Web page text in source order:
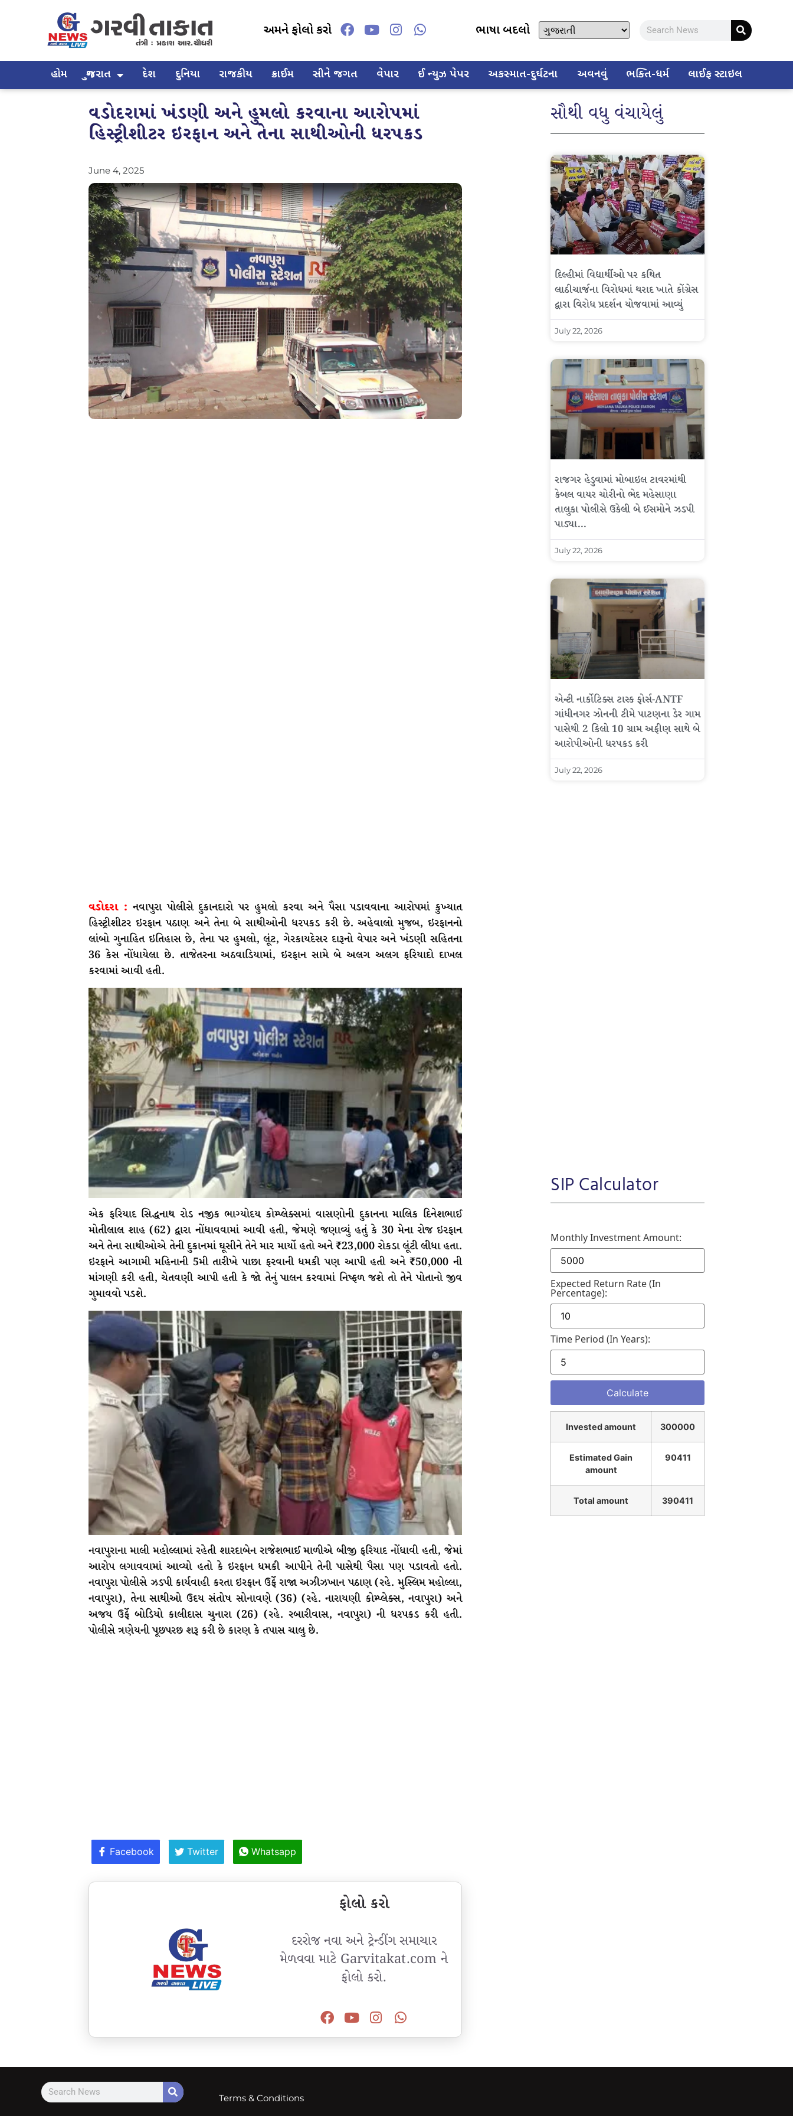
અમને ફોલો કરો ભાષા બદલો
હોમ ગુજરાત દેશ દુનિયા રાજકીય ક્રાઈમ સીને જગત વેપાર ઈ ન્યુઝ પેપર અકસ્માત-દુર્ઘટના અવનવું ભક્તિ-ધર્મ લાઈફ સ્ટાઇલ
વડોદરામાં ખંડણી અને હુમલો કરવાના આરોપમાં
હિસ્ટ્રીશીટર ઇરફાન અને તેના સાથીઓની ધરપકડ
June 4, 2025
વડોદરા : નવાપુરા પોલીસે દુકાનદારો પર હુમલો કરવા અને પૈસા પડાવવાના આરોપમાં કુખ્યાત
હિસ્ટ્રીશીટર ઇરફાન પઠાણ અને તેના બે સાથીઓની ધરપકડ કરી છે. અહેવાલો મુજબ, ઇરફાનનો
લાંબો ગુનાહિત ઇતિહાસ છે, તેના પર હુમલો, લૂંટ, ગેરકાયદેસર દારૂનો વેપાર અને ખંડણી સહિતના
36 કેસ નોંધાયેલા છે. તાજેતરના અઠવાડિયામાં, ઇરફાન સામે બે અલગ અલગ ફરિયાદો દાખલ
કરવામાં આવી હતી.
એક ફરિયાદ સિદ્ધનાથ રોડ નજીક ભાગ્યોદય કોમ્પ્લેક્સમાં વાસણોની દુકાનના માલિક દિનેશભાઈ
મોતીલાલ શાહ (62) દ્વારા નોંધાવવામાં આવી હતી, જેમણે જણાવ્યું હતું કે 30 મેના રોજ ઇરફાન
અને તેના સાથીઓએ તેની દુકાનમાં ઘૂસીને તેને માર માર્યો હતો અને ₹23,000 રોકડા લૂંટી લીધા હતા.
ઇરફાને આગામી મહિનાની 5મી તારીખે પાછા ફરવાની ધમકી પણ આપી હતી અને ₹50,000 ની
માંગણી કરી હતી, ચેતવણી આપી હતી કે જો તેનું પાલન કરવામાં નિષ્ફળ જશે તો તેને પોતાનો જીવ
ગુમાવવો પડશે.
નવાપુરાના માલી મહોલ્લામાં રહેતી શારદાબેન રાજેશભાઈ માળીએ બીજી ફરિયાદ નોંધાવી હતી, જેમાં
આરોપ લગાવવામાં આવ્યો હતો કે ઇરફાન ધમકી આપીને તેની પાસેથી પૈસા પણ પડાવતો હતો.
નવાપુરા પોલીસે ઝડપી કાર્યવાહી કરતા ઇરફાન ઉર્ફે રાજા અઝીઝખાન પઠાણ (રહે. મુસ્લિમ મહોલ્લા,
નવાપુરા), તેના સાથીઓ ઉદય સંતોષ સોનાવણે (36) (રહે. નારાયણી કોમ્પ્લેક્સ, નવાપુરા) અને
અજય ઉર્ફે બોડિયો કાલીદાસ ચુનારા (26) (રહે. રબારીવાસ, નવાપુરા) ની ધરપકડ કરી હતી.
પોલીસે ત્રણેયની પૂછપરછ શરૂ કરી છે કારણ કે તપાસ ચાલુ છે.
Facebook Twitter Whatsapp
ફોલો કરો
દરરોજ નવા અને ટ્રેન્ડીંગ સમાચાર
મેળવવા માટે Garvitakat.com ને
ફોલો કરો.
સૌથી વધુ વંચાયેલું
દિલ્હીમાં વિદ્યાર્થીઓ પર કથિત
લાઠીચાર્જના વિરોધમાં થરાદ ખાતે કોંગ્રેસ
દ્વારા વિરોધ પ્રદર્શન યોજવામાં આવ્યું
July 22, 2026
રાજગર હેડુવામાં મોબાઇલ ટાવરમાંથી
કેબલ વાયર ચોરીનો ભેદ મહેસાણા
તાલુકા પોલીસે ઉકેલી બે ઈસમોને ઝડપી
પાડ્યા…
July 22, 2026
એન્ટી નાર્કોટિક્સ ટાસ્ક ફોર્સ-ANTF
ગાંધીનગર ઝોનની ટીમે પાટણના ડેર ગામ
પાસેથી 2 કિલો 10 ગ્રામ અફીણ સાથે બે
આરોપીઓની ધરપકડ કરી
July 22, 2026
SIP Calculator
Monthly Investment Amount:
Expected Return Rate (in
Percentage):
Time Period (in Years):
Invested amount 300000
Estimated Gain
amount
90411
Total amount 390411
Terms & Conditions